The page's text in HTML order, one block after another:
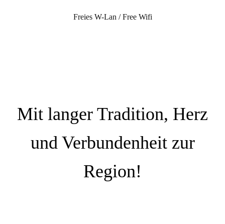
Freies W-Lan / Free Wifi
Mit langer Tradition, Herz
und Verbundenheit zur
Region!